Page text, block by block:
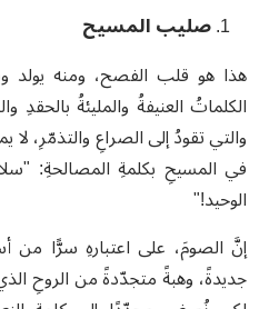
صليب المسيح
هذا هو قلب الفصح، ومنه يولد
الكلماتُ العنيفةُ والمليئةُ بالحقدِ
والتي تقودُ إلى الصراعِ والتذمّرِ،
في المسيحِ بكلمةِ المصالحةِ:
الوحيد!"
إنَّ الصومَ، على اعتبارهِ سرًّا من
جديدةً، وهبةً متجدّدةً من الروحِ